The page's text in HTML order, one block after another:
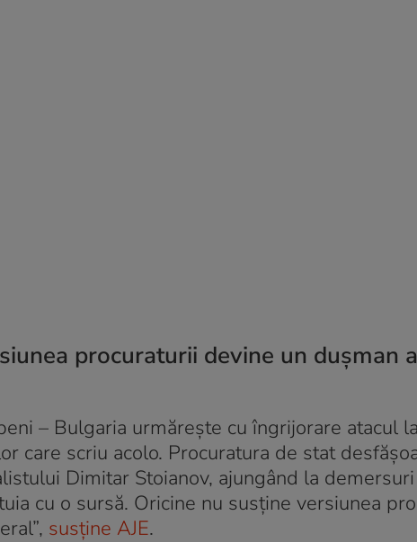
procuraturii devine un dușman
– Bulgaria urmărește cu îngrijorare atacul
care scriu acolo. Procuratura de stat
Dimitar Stoianov, ajungând la
cu o sursă. Oricine nu susține versiunea
susține AJE.